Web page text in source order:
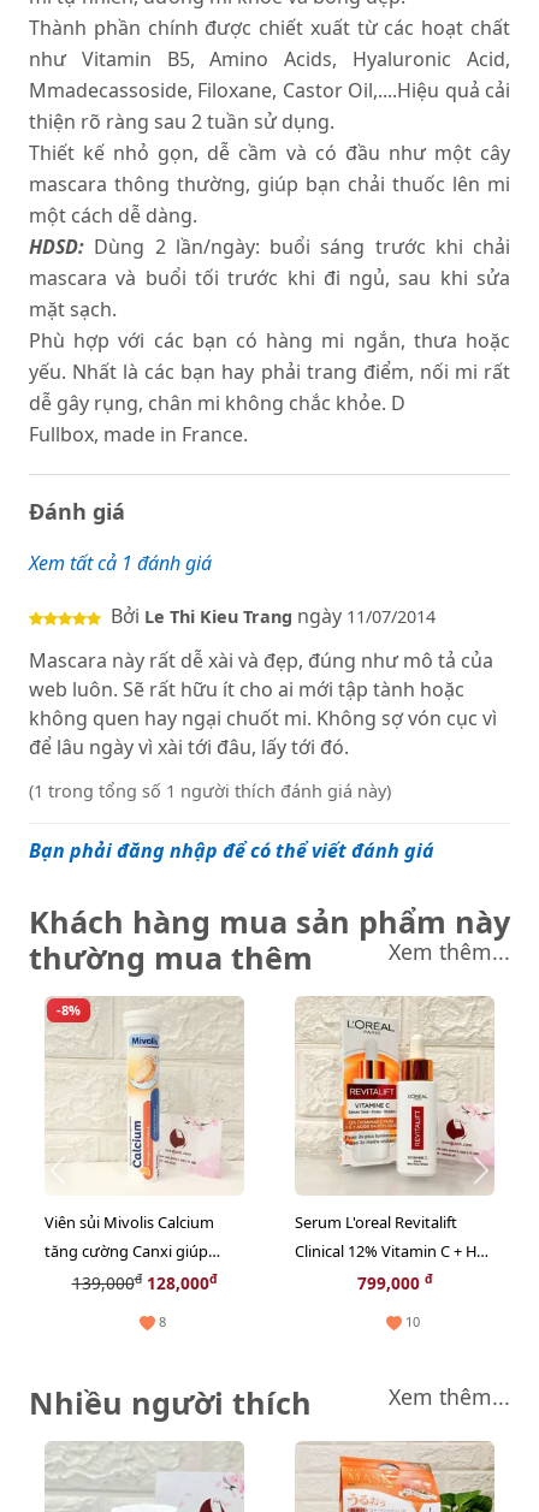
Thành phần chính được chiết xuất từ các hoạt chất
như Vitamin B5, Amino Acids, Hyaluronic Acid,
Mmadecassoside, Filoxane, Castor Oil,....Hiệu quả cải
thiện rõ ràng sau 2 tuần sử dụng.
Thiết kế nhỏ gọn, dễ cầm và có đầu như một cây
mascara thông thường, giúp bạn chải thuốc lên mi
một cách dễ dàng.
HDSD: Dùng 2 lần/ngày: buổi sáng trước khi chải
mascara và buổi tối trước khi đi ngủ, sau khi sửa
mặt sạch.
Phù hợp với các bạn có hàng mi ngắn, thưa hoặc
yếu. Nhất là các bạn hay phải trang điểm, nối mi rất
dễ gây rụng, chân mi không chắc khỏe. D
Fullbox, made in France.
Đánh giá
Xem tất cả 1 đánh giá
Bởi Le Thi Kieu Trang ngày 11/07/2014
Mascara này rất dễ xài và đẹp, đúng như mô tả của
web luôn. Sẽ rất hữu ít cho ai mới tập tành hoặc
không quen hay ngại chuốt mi. Không sợ vón cục vì
để lâu ngày vì xài tới đâu, lấy tới đó.
(1 trong tổng số 1 người thích đánh giá này)
Bạn phải đăng nhập để có thể viết đánh giá
Khách hàng mua sản phẩm này
thường mua thêm
Xem thêm...
-8%
Viên sủi Mivolis Calcium
tăng cường Canxi giúp
xương chắc khỏe, hàng nội
139,000đ128,000đ
8
Serum L'oreal Revitalift
Clinical 12% Vitamin C + HA
tinh khiết - trắng sáng và
799,000 đ
10
Nhiều người thích Xem thêm...